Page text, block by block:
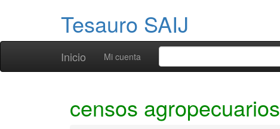
Tesauro SAIJ
Inicio Mi cuenta
censos agropecuarios